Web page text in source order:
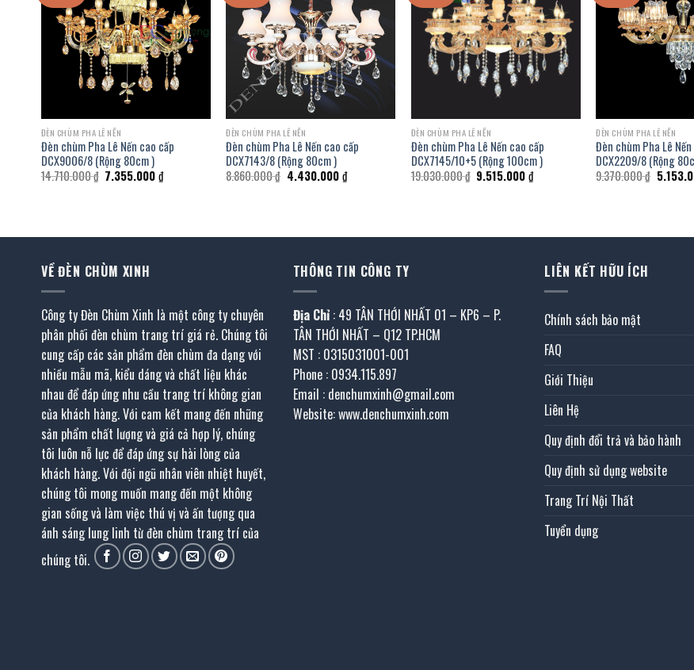
ĐÈN CHÙM PHA LÊ NẾN
Đèn chùm Pha Lê Nến cao cấp
DCX9006/8 (Rộng 80cm )
14.710.000₫ Giá
gốc
7.355.000₫Giá
ĐÈN CHÙM PHA LÊ NẾN
Đèn chùm Pha Lê Nến cao cấp
DCX7143/8 (Rộng 80cm )
8.860.000₫ Giá
gốc
4.430.000₫Giá
hiện
ĐÈN CHÙM PHA LÊ NẾN
Đèn chùm Pha Lê Nến cao cấp
DCX7145/10+5 (Rộng 100cm )
19.030.000₫ Giá
gốc
9.515.000₫Giá
ĐÈN CHÙM PHA LÊ NẾN
Đèn chùm Pha Lê
DCX2209/8 (Rộng
9.370.000₫ Giá
gốc
VỀ ĐÈN CHÙM XINH
Công ty Đèn Chùm Xinh là một công ty chuyên
phân phối đèn chùm trang trí giá rẻ. Chúng tôi
cung cấp các sản phẩm đèn chùm đa dạng với
nhiều mẫu mã, kiểu dáng và chất liệu khác
nhau để đáp ứng nhu cầu trang trí không gian
của khách hàng. Với cam kết mang đến những
sản phẩm chất lượng và giá cả hợp lý, chúng
tôi luôn nỗ lực để đáp ứng sự hài lòng của
khách hàng. Với đội ngũ nhân viên nhiệt huyết,
chúng tôi mong muốn mang đến một không
gian sống và làm việc thú vị và ấn tượng qua
ánh sáng lung linh từ đèn chùm trang trí của
chúng tôi.
THÔNG TIN CÔNG TY
Địa Chỉ : 49 TÂN THỚI NHẤT 01 – KP6 – P.
TÂN THỚI NHẤT – Q12 TP.HCM
MST : 0315031001-001
Phone : 0934.115.897
Email : denchumxinh@gmail.com
Website: www.denchumxinh.com
LIÊN KẾT HỮU ÍCH
Chính sách bảo mật
FAQ
Giới Thiệu
Liên Hệ
Quy định đổi trả và bảo hành
Quy định sử dụng website
Trang Trí Nội Thất
Tuyển dụng